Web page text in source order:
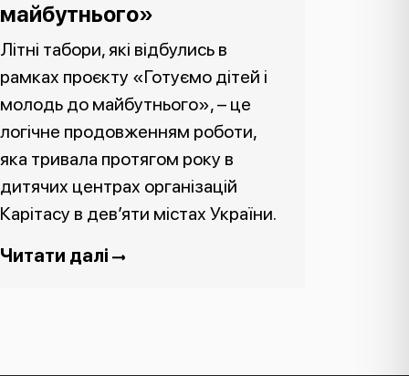
майбутнього»
Літні табори, які відбулись в
рамках проєкту «Готуємо дітей і
молодь до майбутнього», – це
логічне продовженням роботи,
яка тривала протягом року в
дитячих центрах організацій
Карітасу в дев’яти містах України.
Читати далі